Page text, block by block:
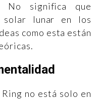
No significa que
lunar en los
como esta están
no está solo en